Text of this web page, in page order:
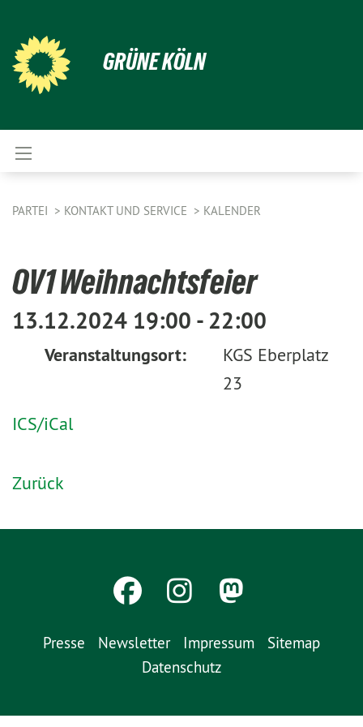
GRÜNE KÖLN
PARTEI KONTAKT UND SERVICE KALENDER
OV1 Weihnachtsfeier
13.12.2024 19:00 - 22:00
Veranstaltungsort:
KGS Eberplatz
23
ICS/iCal
Zurück
Presse Newsletter Impressum
Sitemap
Datenschutz